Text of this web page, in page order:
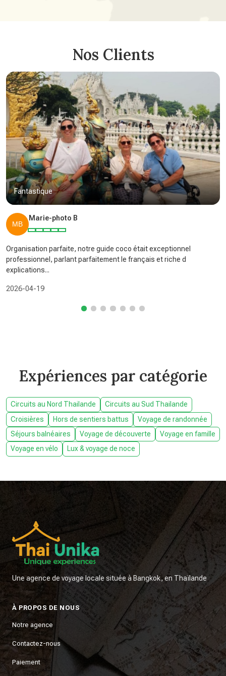
Nos Clients
Fantastique
Marie-photo B
Organisation parfaite, notre guide coco était exceptionnel
professionnel, parlant parfaitement le français et riche d
explications...
2026-04-19
Expériences par catégorie
Circuits au Nord Thailande
Circuits au Sud Thailande
Croisières
Hors de sentiers battus
Voyage de randonnée
Séjours balnéaires
Voyage de découverte
Voyage en famille
Voyage en vélo
Lux & voyage de noce
Une agence de voyage locale située à Bangkok, en Thaïlande
À PROPOS DE NOUS
Notre agence
Contactez-nous
Paiement